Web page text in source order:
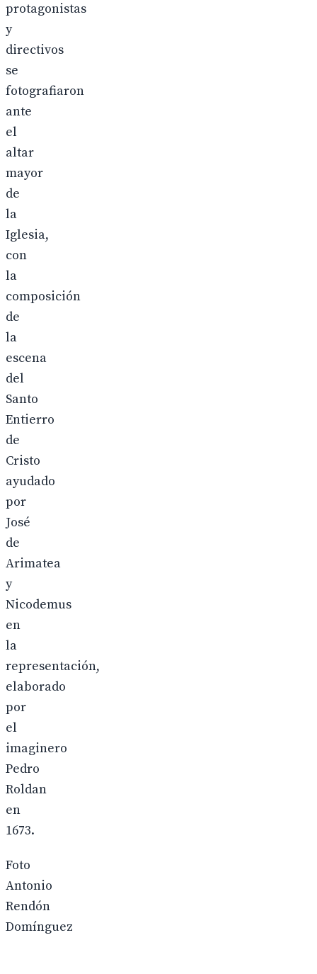
protagonistas
y
directivos
se
fotografiaron
ante
el
altar
mayor
de
la
Iglesia,
con
la
composición
de
la
escena
del
Santo
Entierro
de
Cristo
ayudado
por
José
de
Arimatea
y
Nicodemus
en
la
representación,
elaborado
por
el
imaginero
Pedro
Roldan
en
1673.
Foto
Antonio
Rendón
Domínguez